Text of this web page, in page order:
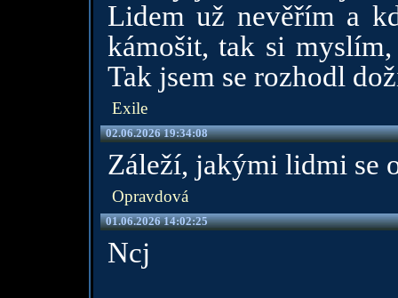
Lidem už nevěřím a
kámošit, tak si
Tak jsem se rozhodl
Exile
02.06.2026 19:34:08
Záleží, jakými lidmi se
Opravdová
01.06.2026 14:02:25
Ncj